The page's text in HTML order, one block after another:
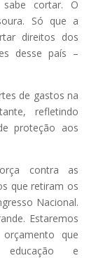
cortar. O
Só que a
direitos dos
desse país –
de gastos na
refletindo
proteção aos
contra as
que retiram os
Nacional.
Estaremos
que
educação e